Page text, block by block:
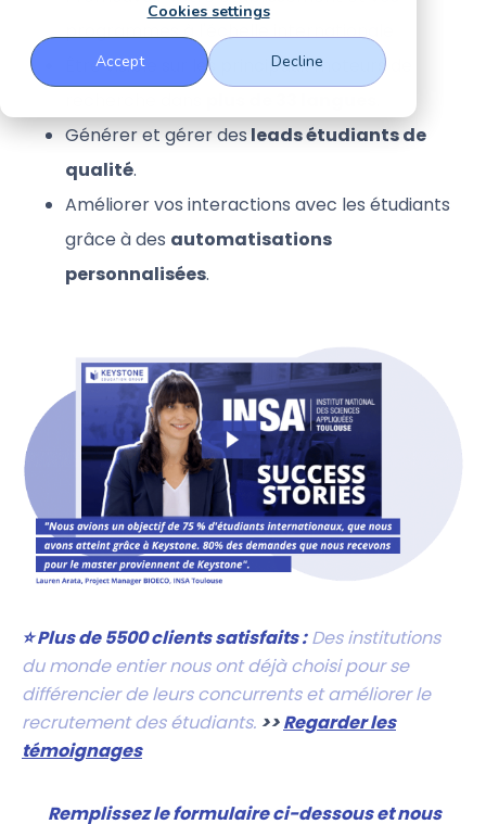
Cookies settings
Accept Decline
programmes à l'échelle internationale
Être visible sur les principaux moteurs de
Générer et gérer desleads étudiants de
qualité.
Améliorer vos interactions avec les étudiants
grâce à des automatisations
personnalisées.
⭐ Plus de 5500 clients satisfaits : Des institutions
du monde entier nous ont déjà choisi pour se
différencier de leurs concurrents et améliorer le
recrutement des étudiants. >>Regarder les
témoignages
Remplissez le formulaire ci-dessous et nous